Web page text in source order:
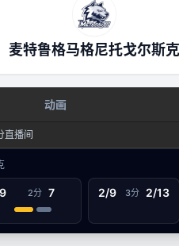
麦特鲁格马格尼托戈尔斯克
动画
直播间
势
戈尔斯克
数据视图
文字数据同步
9 2分 7 2/9 3分 2/13